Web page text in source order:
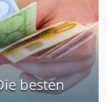
besten